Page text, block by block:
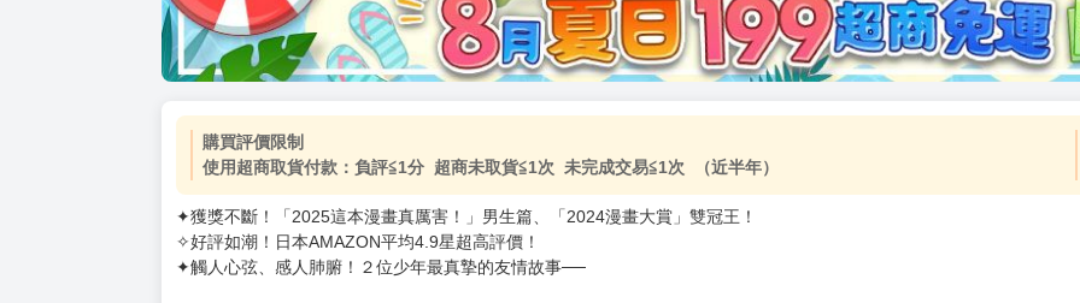
加價購 ( 共
(加購品) 買動漫★《$15元-加固紙箱包裝》
NT$
-
+